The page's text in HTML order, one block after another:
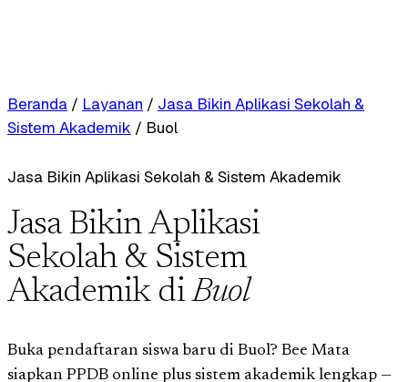
Beranda / Layanan / Jasa Bikin Aplikasi Sekolah &
Sistem Akademik / Buol
Jasa Bikin Aplikasi Sekolah & Sistem Akademik
Jasa Bikin Aplikasi
Sekolah & Sistem
Akademik diBuol
Buka pendaftaran siswa baru di Buol? Bee Mata
siapkan PPDB online plus sistem akademik lengkap —